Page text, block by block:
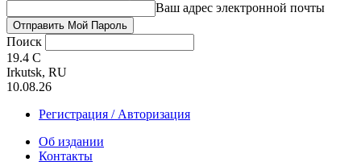
Ваш адрес электронной почты
Поиск
19.4 C
Irkutsk, RU
10.08.26
Регистрация / Авторизация
Об издании
Контакты